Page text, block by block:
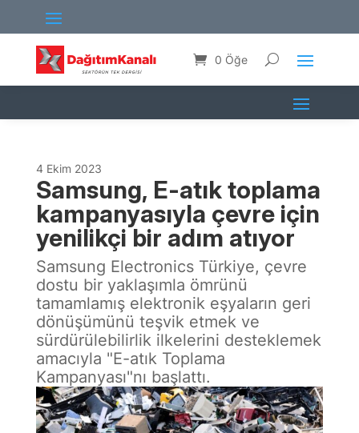
0 Öğe
4 Ekim 2023
Samsung, E-atık toplama
kampanyasıyla çevre için
yenilikçi bir adım atıyor
Samsung Electronics Türkiye, çevre
dostu bir yaklaşımla ömrünü
tamamlamış elektronik eşyaların geri
dönüşümünü teşvik etmek ve
sürdürülebilirlik ilkelerini desteklemek
amacıyla "E-atık Toplama
Kampanyası"nı başlattı.